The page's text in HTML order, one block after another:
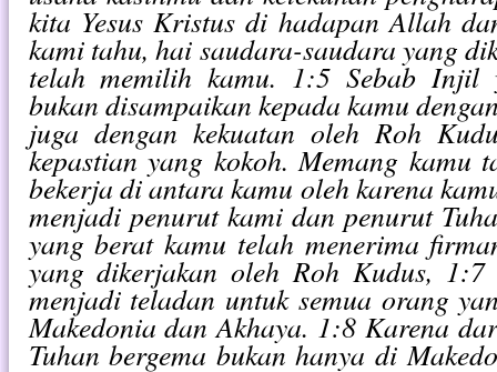
kita Yesus Kristus di hadapan Allah
kami tahu, hai saudara-saudara yang
telah memilih kamu. 1:5 Sebab Injil
bukan disampaikan kepada kamu
juga dengan kekuatan oleh Roh
kepastian yang kokoh. Memang kamu
bekerja di antara kamu oleh karena
menjadi penurut kami dan penurut
yang berat kamu telah menerima
yang dikerjakan oleh Roh Kudus, 1:7
menjadi teladan untuk semua orang
Makedonia dan Akhaya. 1:8 Karena
Tuhan bergema bukan hanya di